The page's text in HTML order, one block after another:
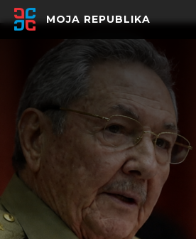
MOJA REPUBLIKA